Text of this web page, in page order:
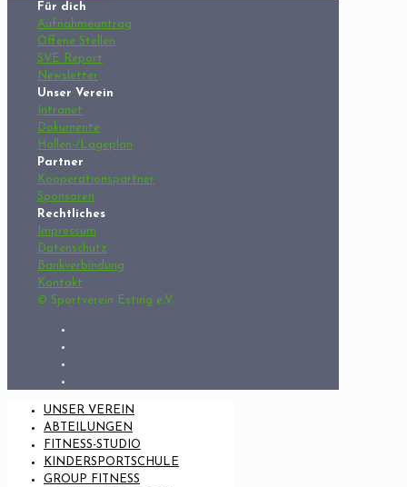
Für dich
Aufnahmeantrag
Offene Stellen
SVE Report
Newsletter
Unser Verein
Intranet
Dokumente
Hallen-/Lageplan
Partner
Kooperationspartner
Sponsoren
Rechtliches
Impressum
Datenschutz
Bankverbindung
Kontakt
© Sportverein Esting e.V.
UNSER VEREIN
ABTEILUNGEN
FITNESS-STUDIO
KINDERSPORTSCHULE
GROUP FITNESS